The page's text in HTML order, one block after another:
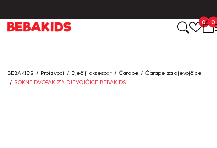
0
0
BEBAKIDS Proizvodi Dječiji aksesoar Čarape
Čarape za djevojčice
SOKNE DVOPAK ZA DJEVOJČICE BEBAKIDS